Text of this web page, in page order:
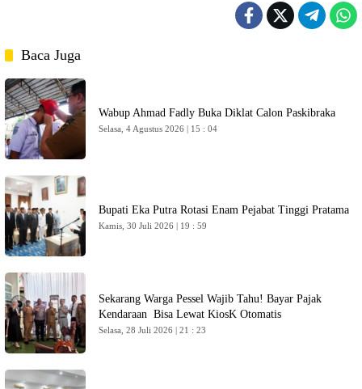
Baca Juga
Wabup Ahmad Fadly Buka Diklat Calon Paskibraka
Selasa, 4 Agustus 2026 | 15 : 04
Bupati Eka Putra Rotasi Enam Pejabat Tinggi Pratama
Kamis, 30 Juli 2026 | 19 : 59
Sekarang Warga Pessel Wajib Tahu! Bayar Pajak
Kendaraan Bisa Lewat KiosK Otomatis
Selasa, 28 Juli 2026 | 21 : 23